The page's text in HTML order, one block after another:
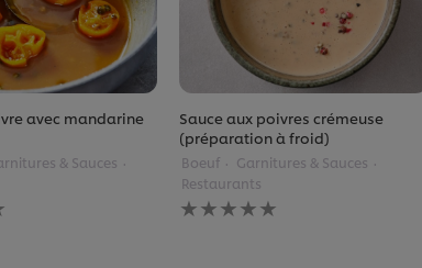
avec mandarine
& Sauces
Sauce aux poivres crémeuse
(préparation à froid)
Boeuf
Garnitures & Sauces
Restaurants
Aucune
évaluation